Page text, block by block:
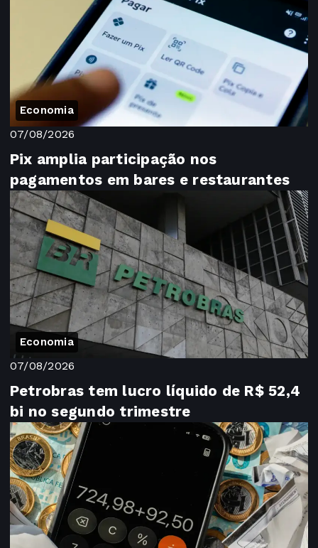
Economia
07/08/2026
Pix amplia participação nos
pagamentos em bares e restaurantes
Economia
07/08/2026
Petrobras tem lucro líquido de R$ 52,4
bi no segundo trimestre